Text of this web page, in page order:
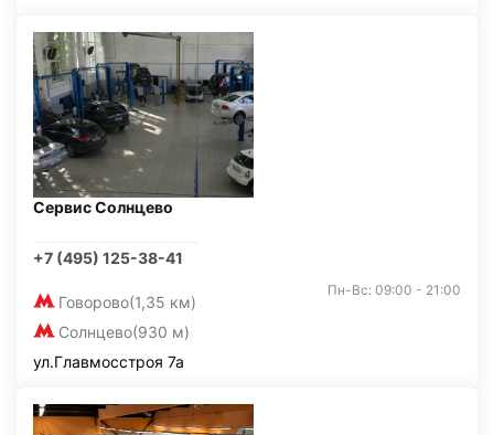
Сервис Солнцево
+7 (495) 125-38-41
Говорово(1,35 км)
Солнцево(930 м)
Пн-Вс: 09:00 - 21:00
ул.Главмосстроя 7а